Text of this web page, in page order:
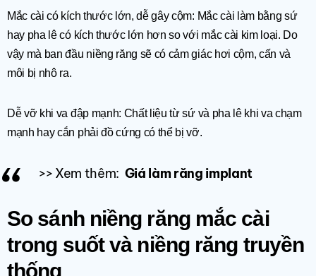
Mắc cài có kích thước lớn, dễ gây cộm: Mắc cài làm bằng sứ
hay pha lê có kích thước lớn hơn so với mắc cài kim loại. Do
vậy mà ban đầu niềng răng sẽ có cảm giác hơi cộm, cấn và
môi bị nhô ra.
Dễ vỡ khi va đập mạnh: Chất liệu từ sứ và pha lê khi va chạm
mạnh hay cắn phải đồ cứng có thể bị vỡ.
>> Xem thêm: Giá làm răng implant​
So sánh niềng răng mắc cài
trong suốt và niềng răng truyền
thống